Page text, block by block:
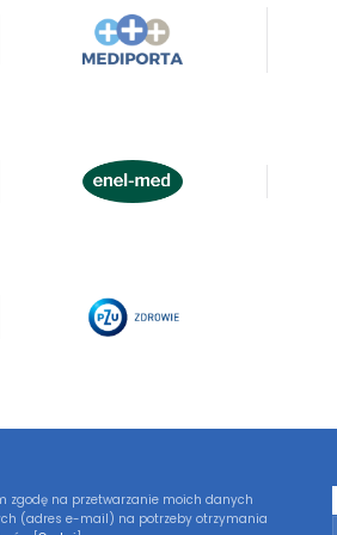
zgodę na przetwarzanie moich danych
(adres e-mail) na potrzeby otrzymania